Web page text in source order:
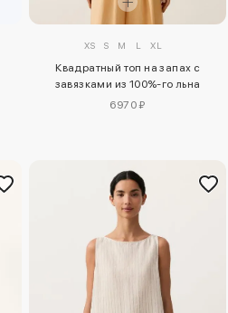
XS S M L XL
Квадратный топ на запах с
завязками из 100%-го льна
6970 ₽